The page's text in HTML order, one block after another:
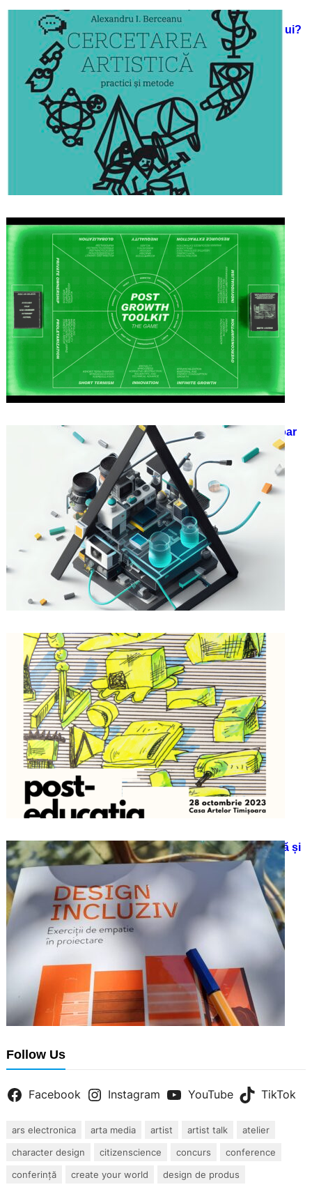
Cercetarea artistică, practică
academică sau necesitate a artistului?
12/11/2023
Post Growth Toolkit [The Game]
12/11/2023
Expoziția „Laborator Speculativ Doar
Mâine” 1.0
23/10/2023
Conferința „Post-Educația”
23/10/2023
Proiecte culturale. Mediere culturală și
implicarea publicului – 2 ateliere tip
teaser
09/10/2023
Follow Us
Facebook Instagram YouTube TikTok
ars electronica arta media artist artist talk
atelier
character design
citizenscience concurs
conference
conferință
create your world
design de produs